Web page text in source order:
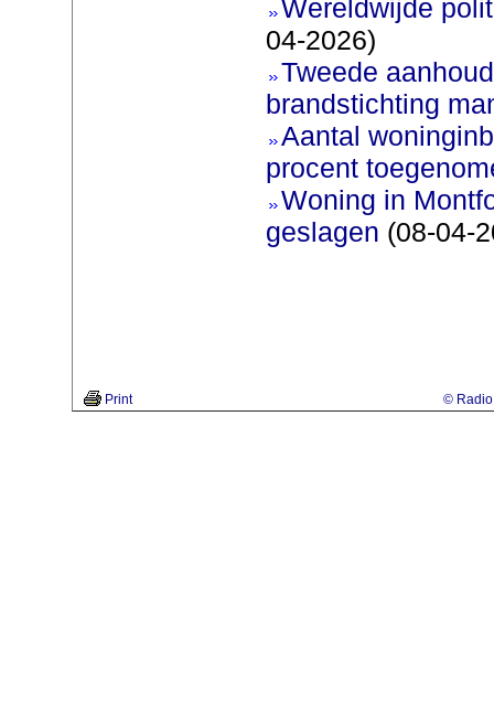
Wereldwijde
04-2026)
Tweede
brandstichting
Aantal
procent
Woning in
geslagen (08-04-
Print © Radio